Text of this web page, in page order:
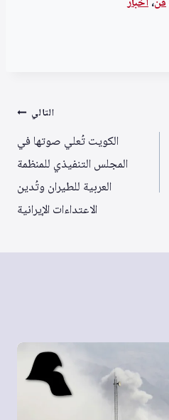
التالي
الكويت تُعلي صوتها في
المجلس التنفيذي للمنظمة
العربية للطيران وتُدين
الاعتداءات الإيرانية